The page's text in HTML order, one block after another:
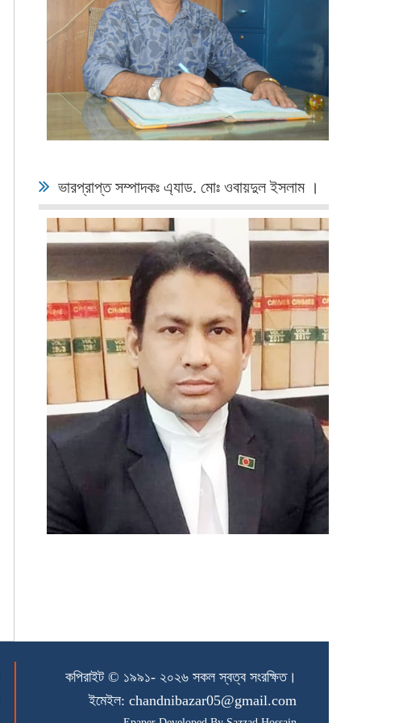
ভারপ্রাপ্ত সম্পাদকঃ এ্যাড. মোঃ ওবায়দুল ইসলাম ।
কপিরাইট © ১৯৯১- ২০২৬ সকল স্বত্ব সংরক্ষিত।
ইমেইল: chandnibazar05@gmail.com